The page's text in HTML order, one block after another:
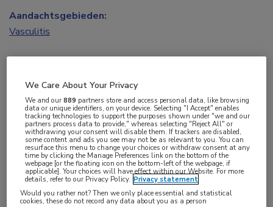
In een eerste grotere gerandomiseerde trial
heeft rituximab bij patiënten met nieuw
gediagnosticeerde polymyalgia rheumatica
(PMR) niet geleid tot een statistisch significante
toename van glucocorticoïdvrije remissie na 52
weken.1Dat blijkt uit de Nederlandse REDUCE
Aandachtsgebieden:
Vasculitis
arteriitis, polymyalgia rheumatica
We Care About Your Privacy
We and our889 partners store and access personal data, like browsing
data or unique identifiers, on your device. Selecting "I Accept" enables
tracking technologies to support the purposes shown under "we and our
partners process data to provide," whereas selecting "Reject All" or
withdrawing your consent will disable them. If trackers are disabled,
some content and ads you see may not be as relevant to you. You can
resurface this menu to change your choices or withdraw consent at any
time by clicking the Manage Preferences link on the bottom of the
webpage [or the floating icon on the bottom-left of the webpage, if
applicable]. Your choices will have effect within our Website. For more
details, refer to our Privacy Policy. Privacy statement
Would you rather not? Then we only place essential and statistical
cookies, these do not record any data about you as a person